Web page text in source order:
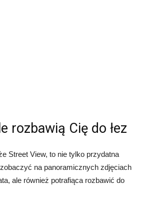
rozbawią Cię do łez
Street View, to nie tylko przydatna
na panoramicznych zdjęciach
ale również potrafiąca rozbawić do